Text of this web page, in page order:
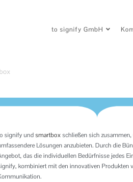
to signify GmbH
signify undsmartbox schließen sich
Lösungen anzubieten. Durch die
das die individuellen Bedürfnisse jedes
kombiniert mit den innovativen Produkten